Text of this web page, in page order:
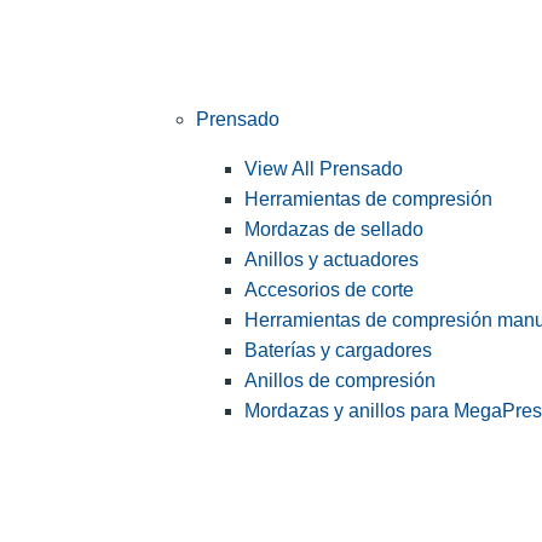
Prensado
View All Prensado
Herramientas de compresión
Mordazas de sellado
Anillos y actuadores
Accesorios de corte
Herramientas de compresión
Baterías y cargadores
Anillos de compresión
Mordazas y anillos para